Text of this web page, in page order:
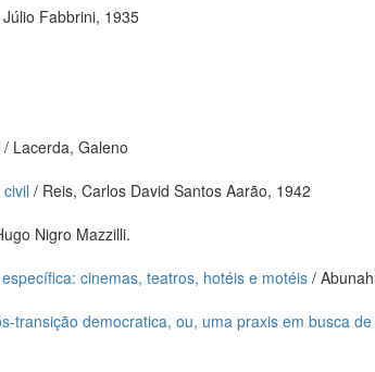
Fabbrini, 1935
/ Lacerda, Galeno
/ Reis, Carlos David Santos Aarão, 1942
Nigro Mazzilli.
cinemas, teatros, hotéis e motéis /
transição democratica, ou, uma praxis em busca